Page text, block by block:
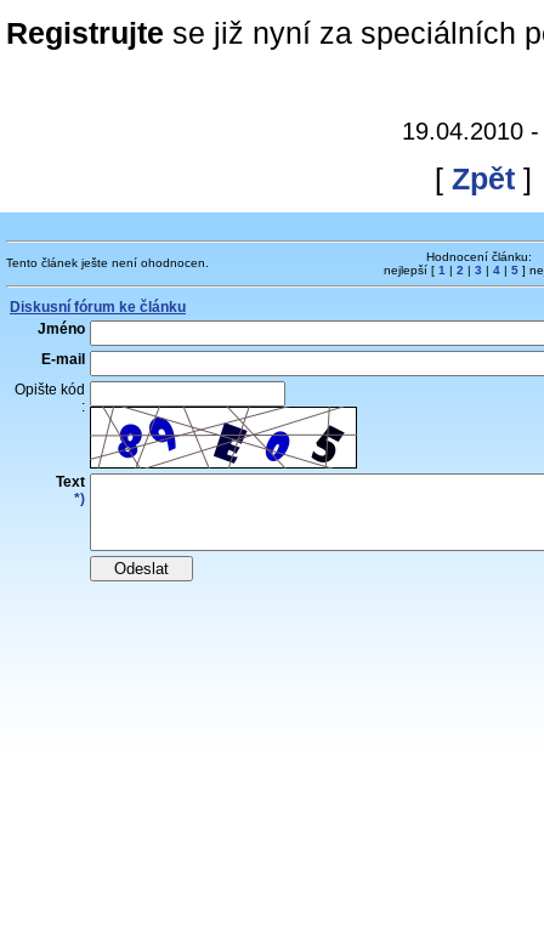
Registrujte se již nyní za speciálních
19.04.2010
[ Zpět]
Tento článek ješte není ohodnocen.
Hodnocení článku:
nejlepší [ 1 | 2 | 3 | 4 | 5 ]
Diskusní fórum ke článku
Jméno
E-mail
Opište kód
:
Text
*)